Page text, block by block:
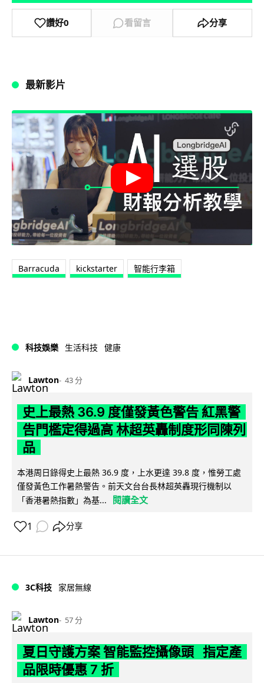
讚好0 看留言 分享
最新影片
Barracuda kickstarter 智能行李箱
科技娛樂 生活科技 健康
Lawton 43 分
史上最熱 36.9 度僅發黃色警告 紅黑警
告門檻定得過高 林超英轟制度形同陳列
品
本港周日錄得史上最熱 36.9 度，上水更達 39.8 度，惟勞工處
僅發黃色工作暑熱警告。前天文台台長林超英轟現行機制以
「香港暑熱指數」為基...
閱讀全文
1 分享
3C科技 家居無線
Lawton 57 分
夏日守護方案 智能監控攝像頭 指定產
品限時優惠 7 折